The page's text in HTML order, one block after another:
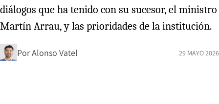
diálogos que ha tenido con su sucesor, el ministro
Martín Arrau, y las prioridades de la institución.
PorAlonso Vatel 29 MAYO 2026